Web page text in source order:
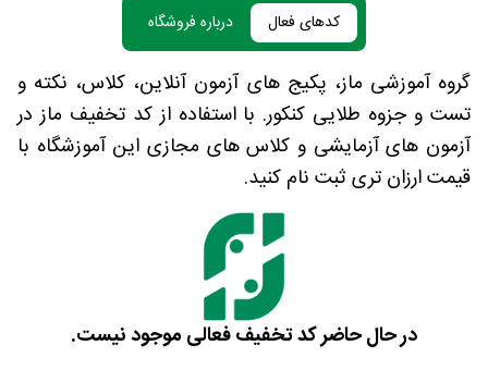
کدهای فعال درباره فروشگاه
گروه آموزشی ماز، پکیج های آزمون آنلاین، کلاس، نکته و
تست و جزوه طلایی کنکور. با استفاده از کد تخفیف ماز در
آزمون های آزمایشی و کلاس های مجازی این آموزشگاه با
قیمت ارزان تری ثبت نام کنید.
در حال حاضر کد تخفیف فعالی موجود نیست.